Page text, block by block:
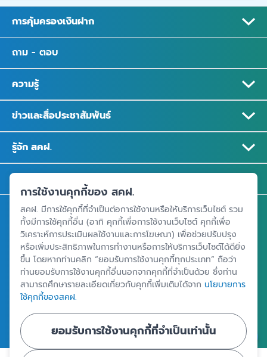
การคุ้มครองเงินฝาก
ถาม - ตอบ
ความรู้
ข่าวและสื่อประชาสัมพันธ์
รู้จัก สคฝ.
สถาบันคุ้มครองเงินฝาก
อาคารเอสเจ อินฟินิท วัน บิสซิเนสคอมเพล็กซ์ ชั้น 25 - 27 เลขที่ 349
ถนนวิภาวดีรังสิต แขวงจอมพล เขตจตุจักร กรุงเทพฯ 10900
ศูนย์ข้อมูลคุ้มครองเงินฝาก
การใช้งานคุกกี้ของ สคฝ.
สคฝ. มีการใช้คุกกี้ที่จำเป็นต่อการใช้งานหรือให้บริการเว็บไซต์ รวม
ทั้งมีการใช้คุกกี้อื่น (อาทิ คุกกี้เพื่อการใช้งานเว็บไซต์ คุกกี้เพื่อ
วิเคราะห์การประเมินผลใช้งานและการโฆษณา) เพื่อช่วยปรับปรุง
หรือเพิ่มประสิทธิภาพในการทำงานหรือการให้บริการเว็บไซต์ได้ดียิ่ง
ขึ้น โดยหากท่านคลิก “ยอมรับการใช้งานคุกกี้ทุกประเภท” ถือว่า
ท่านยอมรับการใช้งานคุกกี้อื่นนอกจากคุกกี้ที่จำเป็นด้วย ซึ่งท่าน
สามารถศึกษารายละเอียดเกี่ยวกับคุกกี้เพิ่มเติมได้จาก นโยบายการ
ใช้คุกกี้ของสคฝ.
ยอมรับการใช้งานคุกกี้ที่จำเป็นเท่านั้น